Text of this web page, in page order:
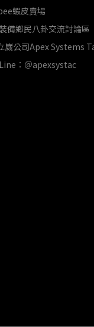
蝦皮賣場
備鄉民八卦交流討論區
崴公司Apex Systems
：＠apexsystac